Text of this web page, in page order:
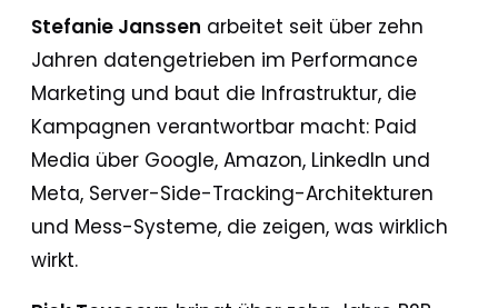
Stefanie Janssen arbeitet seit über zehn
Jahren datengetrieben im Performance
Marketing und baut die Infrastruktur, die
Kampagnen verantwortbar macht: Paid
Media über Google, Amazon, LinkedIn und
Meta, Server-Side-Tracking-Architekturen
und Mess-Systeme, die zeigen, was wirklich
wirkt.